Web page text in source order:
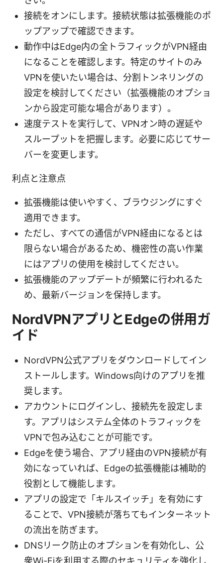
接続をオンにします。接続状態は拡張機能のポ
ップアップで確認できます。
動作中はEdge内の全トラフィックがVPN経由
になることを確認します。特定のサイトのみ
VPNを使いたい場合は、分割トンネリングの
設定を検討してください（拡張機能のオプショ
ンから設定可能な場合があります）。
速度テストを実行して、VPNオン時の遅延や
スループットを把握します。必要に応じてサー
バーを変更します。
利点と注意点
拡張機能は使いやすく、ブラウジングにすぐ
適用できます。
ただし、すべての通信がVPN経由になるとは
限らない場合があるため、機密性の高い作業
にはアプリの使用を検討してください。
拡張機能のアップデートが頻繁に行われるた
め、最新バージョンを保持します。
NordVPNアプリとEdgeの併用ガ
イド
NordVPN公式アプリをダウンロードしてイン
ストールします。Windows向けのアプリを推
奨します。
アカウントにログインし、接続先を設定しま
す。アプリはシステム全体のトラフィックを
VPNで包み込むことが可能です。
Edgeを使う場合、アプリ経由のVPN接続が有
効になっていれば、Edgeの拡張機能は補助的
役割として機能します。
アプリの設定で「キルスイッチ」を有効にす
ることで、VPN接続が落ちてもインターネット
の流出を防ぎます。
DNSリーク防止のオプションを有効化し、公
衆Wi-Fiを利用する際のセキュリティを強化し